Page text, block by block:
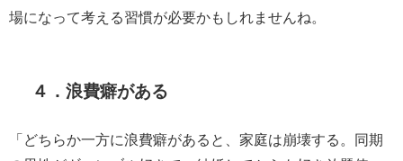
場になって考える習慣が必要かもしれませんね。
４．浪費癖がある
「どちらか一方に浪費癖があると、家庭は崩壊する。同期